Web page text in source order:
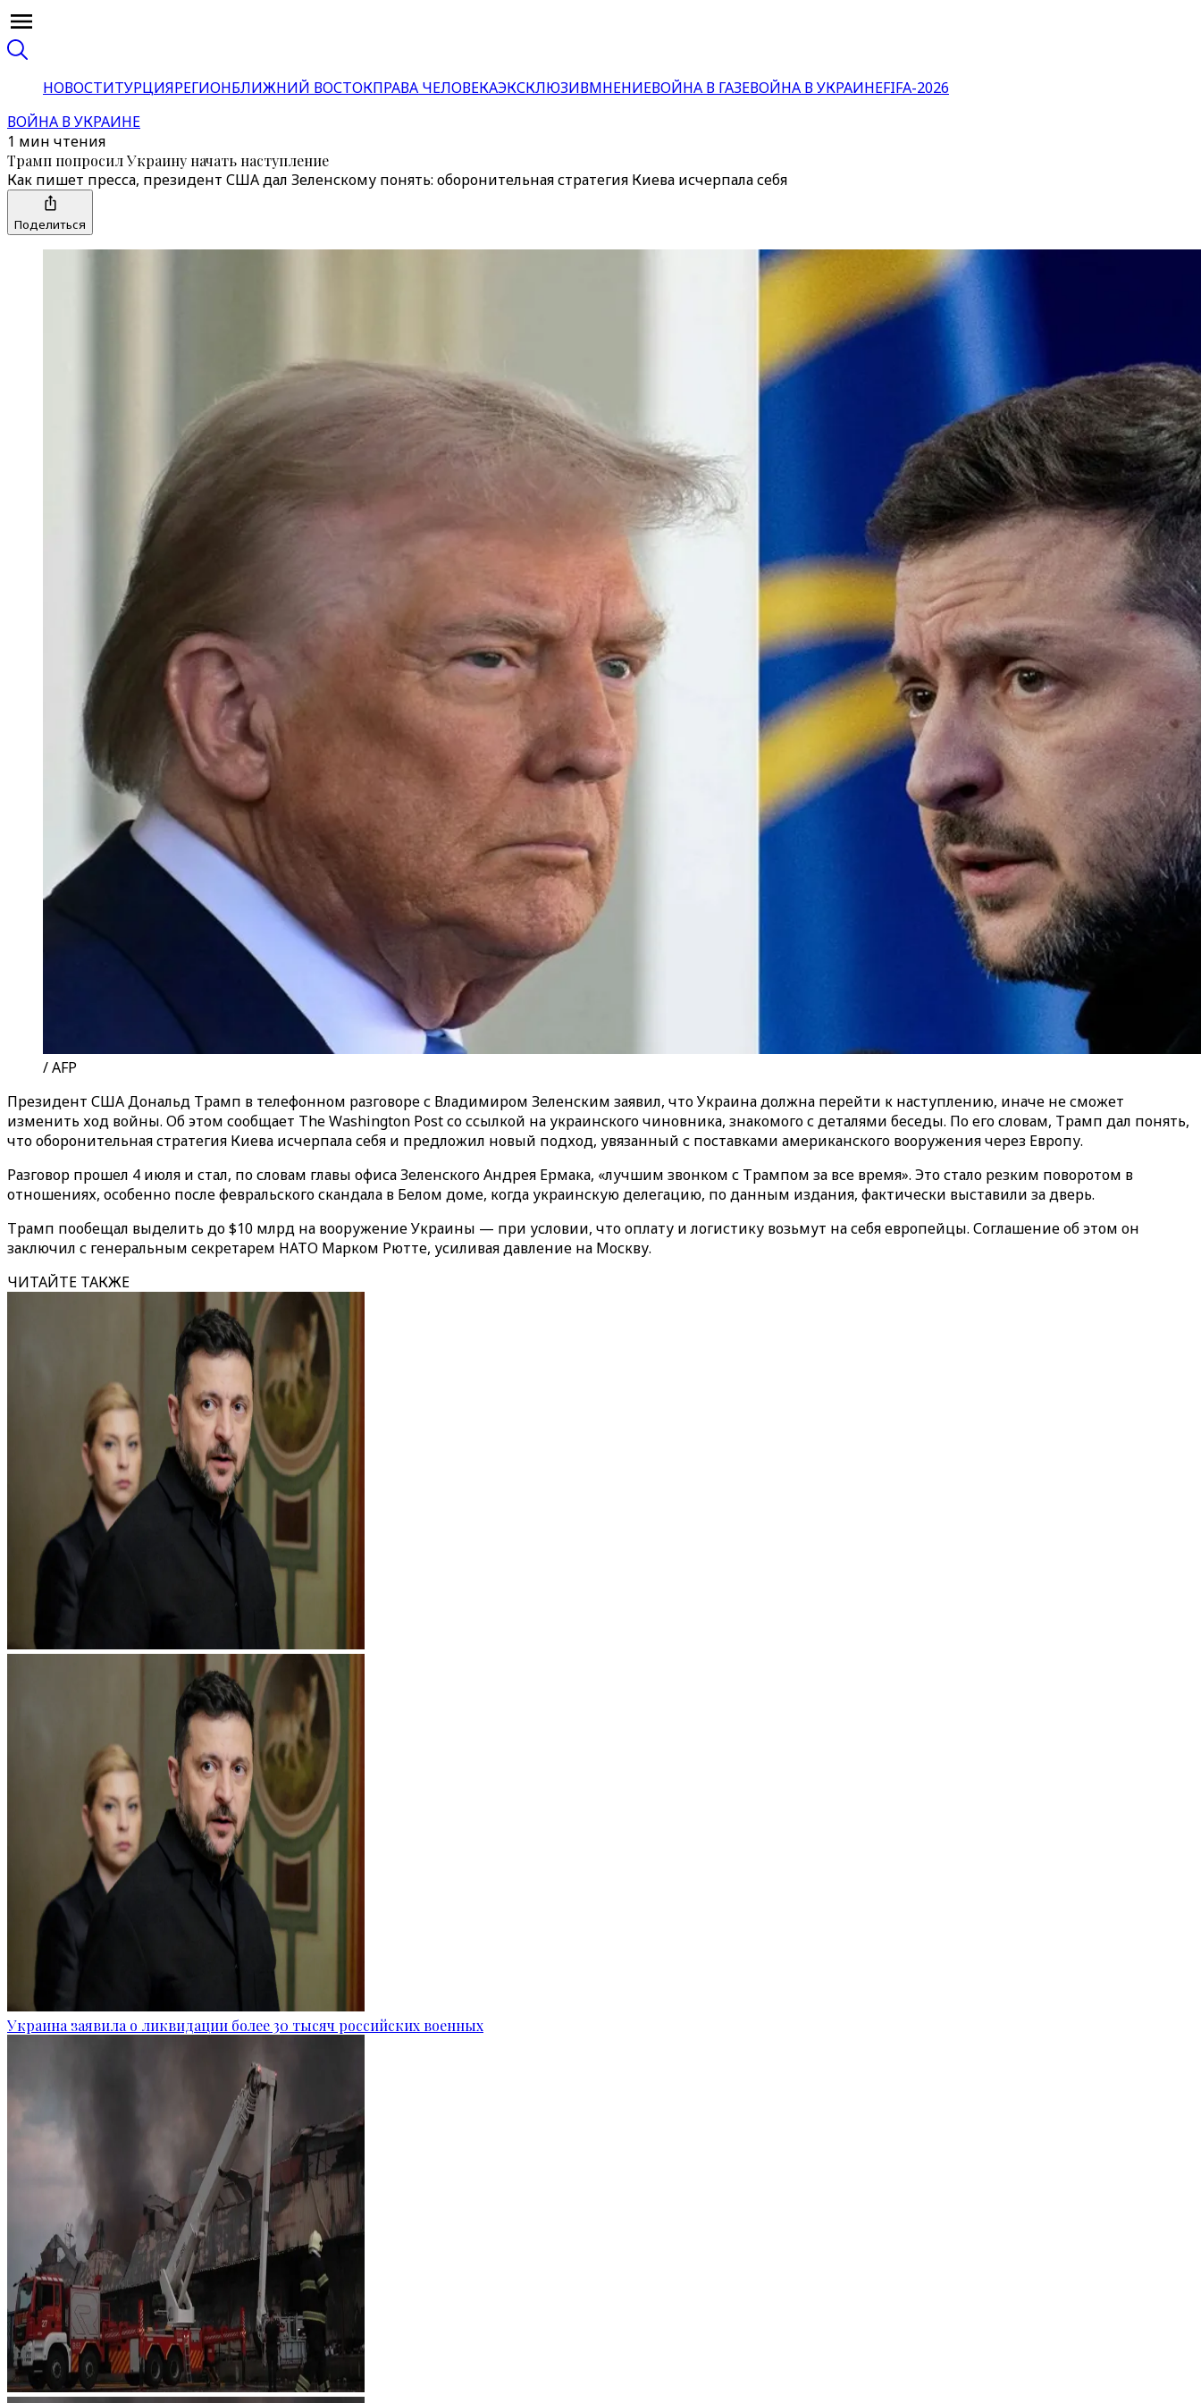
НОВОСТИТУРЦИЯРЕГИОНБЛИЖНИЙ ВОСТОКПРАВА ЧЕЛОВЕКАЭКСКЛЮЗИВМНЕНИЕВОЙНА В ГАЗЕВОЙНА В УКРАИНЕFIFA-2026
ВОЙНА В УКРАИНЕ
1 мин чтения
Трамп попросил Украину начать наступление
Как пишет пресса, президент США дал Зеленскому понять: оборонительная стратегия Киева исчерпала себя
Поделиться
/ AFP
Президент США Дональд Трамп в телефонном разговоре с Владимиром Зеленским заявил, что Украина должна перейти к наступлению, иначе не сможет
изменить ход войны. Об этом сообщает The Washington Post со ссылкой на украинского чиновника, знакомого с деталями беседы. По его словам, Трамп дал понять,
что оборонительная стратегия Киева исчерпала себя и предложил новый подход, увязанный с поставками американского вооружения через Европу.
Разговор прошел 4 июля и стал, по словам главы офиса Зеленского Андрея Ермака, «лучшим звонком с Трампом за все время». Это стало резким поворотом в
отношениях, особенно после февральского скандала в Белом доме, когда украинскую делегацию, по данным издания, фактически выставили за дверь.
Трамп пообещал выделить до $10 млрд на вооружение Украины — при условии, что оплату и логистику возьмут на себя европейцы. Соглашение об этом он
заключил с генеральным секретарем НАТО Марком Рютте, усиливая давление на Москву.
ЧИТАЙТЕ ТАКЖЕ
Украина заявила о ликвидации более 30 тысяч российских военных